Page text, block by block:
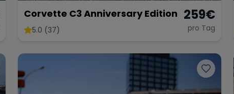
Corvette C3 Anniversary Edition
5.0 (37)
259€
pro Tag